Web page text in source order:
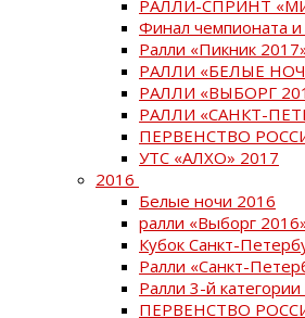
РАЛЛИ-СПРИНТ
Финал чемпионата
Ралли «Пикник
РАЛЛИ «БЕЛЫЕ
РАЛЛИ «ВЫБОРГ
РАЛЛИ «САНКТ-
ПЕРВЕНСТВО
УТС «АЛХО» 2017
2016
Белые ночи 2016
ралли «Выборг
Кубок Санкт-
Ралли «Санкт-
Ралли 3-й
ПЕРВЕНСТВО